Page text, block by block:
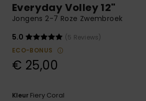
antwoorden op
de meest
vragen en ons
contactformulier.
VERLANGLIJST
Everyday Volley 12"
Jongens 2-7 Roze Zwembroek
5.0
(5 Reviews)
ECO-BONUS
€ 25,00
Kleur Fiery Coral